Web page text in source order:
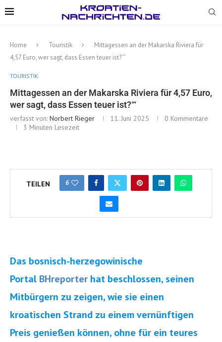
Home Touristik
Mittagessen an der Makarska Riviera für
4,57 Euro, wer sagt, dass Essen teuer ist?‘“
TOURISTIK
Mittagessen an der Makarska Riviera für 4,57 Euro,
wer sagt, dass Essen teuer ist?‘“
verfasst von: Norbert Rieger 11. Juni 2025
0 Kommentare
3 Minuten Lesezeit
TEILEN 6
Das bosnisch-herzegowinische
Portal BHreporter hat beschlossen, seinen
Mitbürgern zu zeigen, wie sie einen
kroatischen Strand zu einem vernünftigen
Preis genießen können, ohne für ein teures